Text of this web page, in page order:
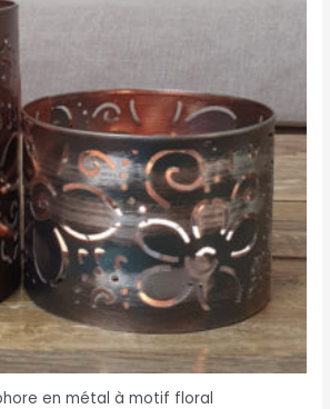
en métal à motif floral